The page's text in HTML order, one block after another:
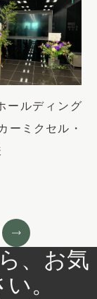
ールディング
ーミクセル・
、お気
。